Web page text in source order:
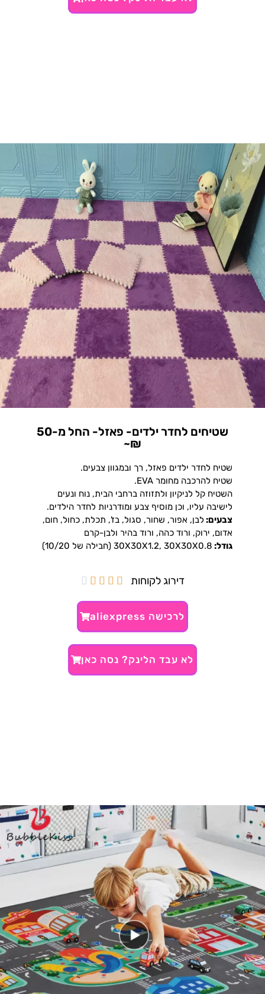
שטיחים לחדר ילדים- פאזל- החל מ-50
₪~
שטיח לחדר ילדים פאזל, רך ובמגוון צבעים.
שטיח להרכבה מחומר EVA.
השטיח קל לניקיון ולתזוזה ברחבי הבית, נוח ונעים
לישיבה עליו, וכן מוסיף צבע ומודרניות לחדר הילדים.
צבעים: לבן, אפור, שחור, סגול, בז', תכלת, כחול, חום,
אדום, ירוק, ורוד כהה, ורוד בהיר ולבן-קרם
גודל: 30X30X1.2, 30X30X0.8 (חבילה של 10/20)
דירוג לקוחות 




לרכישה aliexpress
לא עבד הלינק? נסה כאן